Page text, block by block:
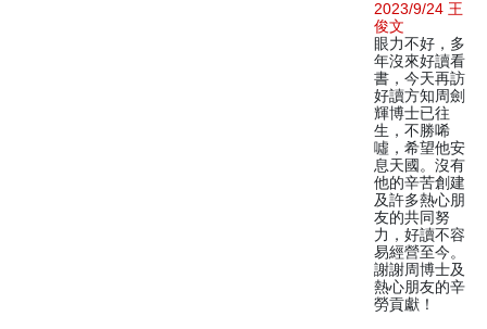
2023/9/24 王
俊文
眼力不好，多
年沒來好讀看
書，今天再訪
好讀方知周劍
輝博士已往
生，不勝唏
噓，希望他安
息天國。沒有
他的辛苦創建
及許多熱心朋
友的共同努
力，好讀不容
易經營至今。
謝謝周博士及
熱心朋友的辛
勞貢獻！